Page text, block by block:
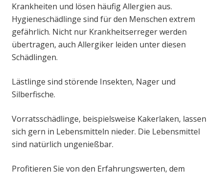
Krankheiten und lösen häufig Allergien aus.
Hygieneschädlinge sind für den Menschen extrem
gefährlich. Nicht nur Krankheitserreger werden
übertragen, auch Allergiker leiden unter diesen
Schädlingen.
Lästlinge sind störende Insekten, Nager und
Silberfische.
Vorratsschädlinge, beispielsweise Kakerlaken, lassen
sich gern in Lebensmitteln nieder. Die Lebensmittel
sind natürlich ungenießbar.
Profitieren Sie von den Erfahrungswerten, dem